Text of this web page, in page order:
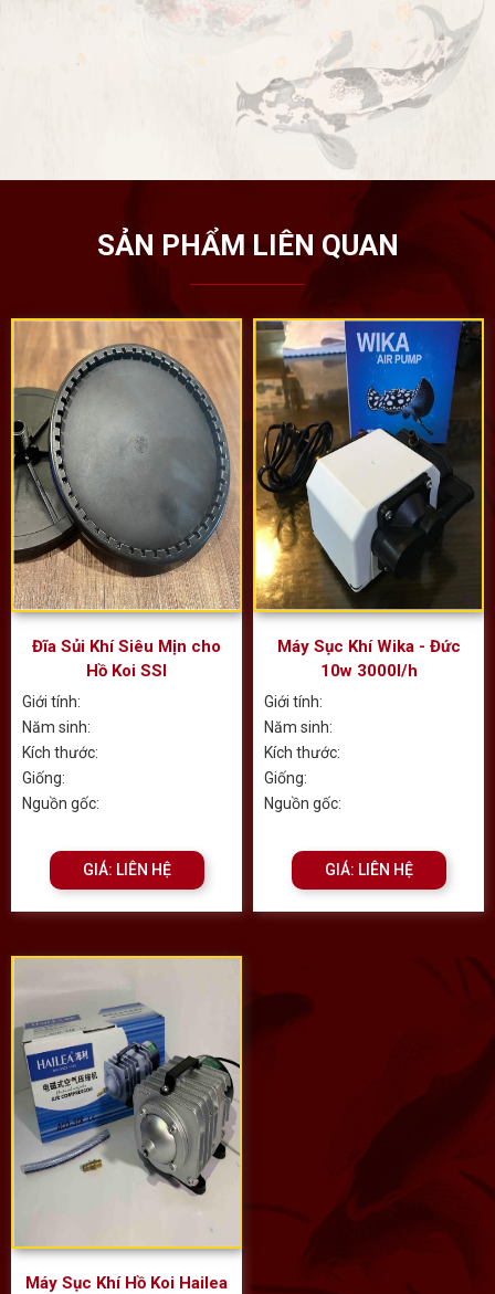
SẢN PHẨM LIÊN QUAN
Đĩa Sủi Khí Siêu Mịn cho
Hồ Koi SSI
Giới tính:
Năm sinh:
Kích thước:
Giống:
Nguồn gốc:
GIÁ: LIÊN HỆ
Máy Sục Khí Wika - Đức
10w 3000l/h
Giới tính:
Năm sinh:
Kích thước:
Giống:
Nguồn gốc:
GIÁ: LIÊN HỆ
Máy Sục Khí Hồ Koi Hailea